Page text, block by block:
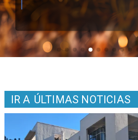
IR A ÚLTIMAS NOTICIAS